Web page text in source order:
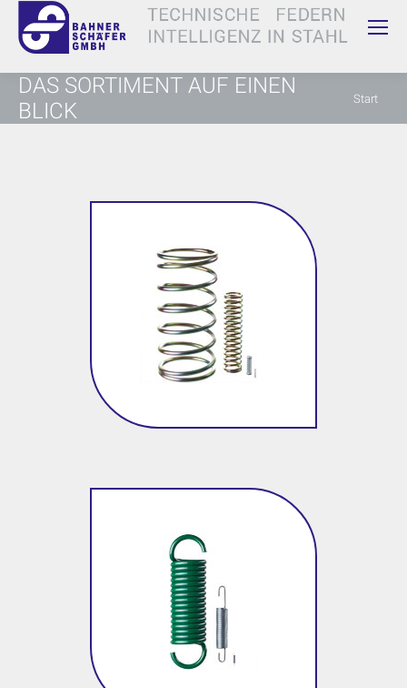
DAS SORTIMENT AUF EINEN
BLICK
Sie
sich hier:
Start